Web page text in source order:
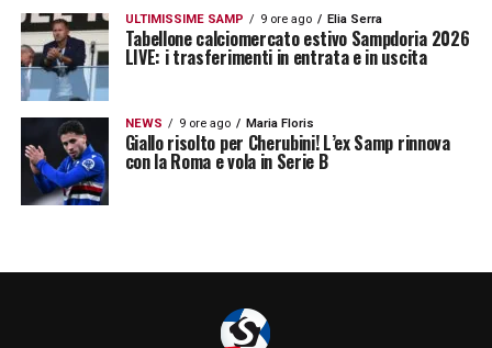
ULTIMISSIME SAMP 9 ore ago Elia Serra
Tabellone calciomercato estivo Sampdoria 2026
LIVE: i trasferimenti in entrata e in uscita
NEWS 9 ore ago Maria Floris
Giallo risolto per Cherubini! L’ex Samp rinnova
con la Roma e vola in Serie B